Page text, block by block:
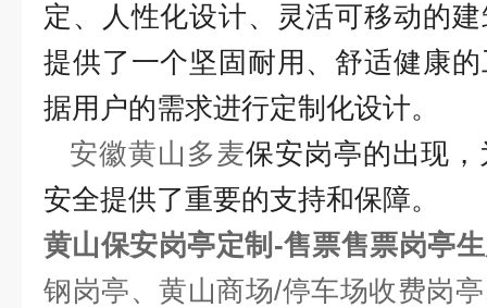
定、人性化设计、灵活可移动的
提供了一个坚固耐用、舒适健康
据用户的需求进行定制化设计。
安徽黄山 多麦保安岗亭的出现
安全提供了重要的支持和保障。
黄山保安岗亭定制-售票售票岗亭
钢岗亭、黄山商场/停车场收费岗